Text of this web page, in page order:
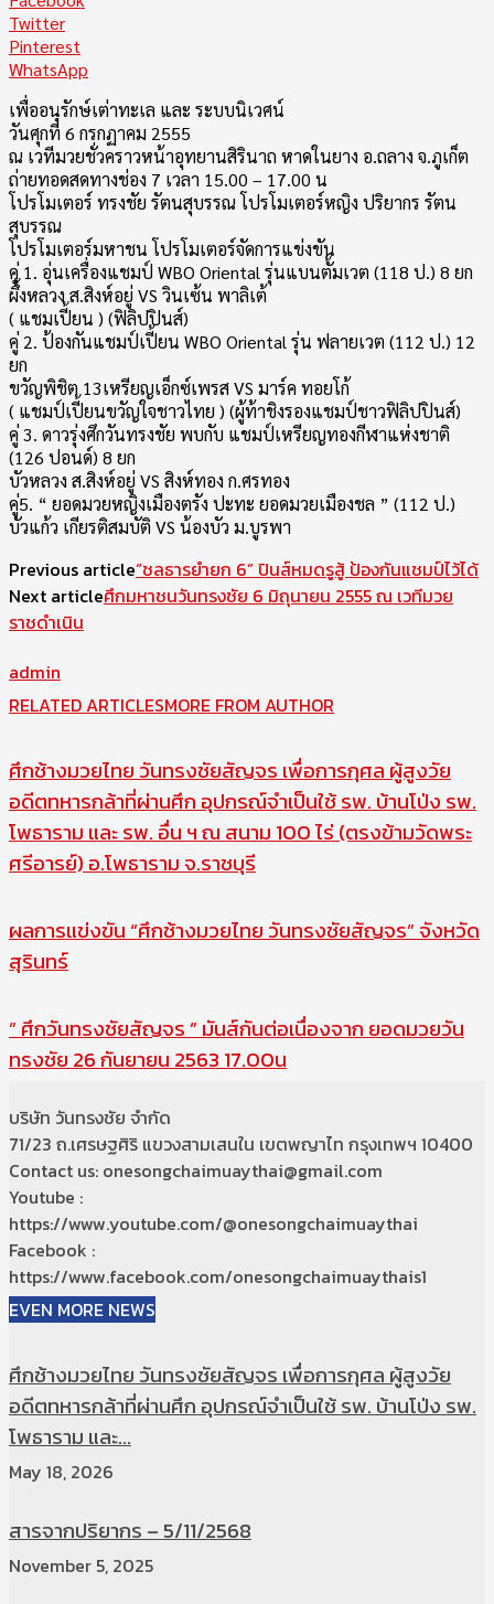
Twitter
Pinterest
WhatsApp
เพื่ออนุรักษ์เต่าทะเล และ ระบบนิเวศน์
วันศุกที่ 6 กรกฏาคม 2555
ณ เวทีมวยชั่วคราวหน้าอุทยานสิรินาถ หาดในยาง อ.ถลาง จ.ภูเก็ต
ถ่ายทอดสดทางช่อง 7 เวลา 15.00 – 17.00 น
โปรโมเตอร์ ทรงชัย รัตนสุบรรณ โปรโมเตอร์หญิง ปริยากร รัตน
สุบรรณ
โปรโมเตอร์มหาชน โปรโมเตอร์จัดการแข่งขัน
คู่ 1. อุ่นเครื่องแชมป์ WBO Oriental รุ่นแบนตั้มเวต (118 ป.) 8 ยก
ผึ้งหลวง ส.สิงห์อยู่ VS วินเซ้น พาลิเต้
( แชมเปี้ยน ) (ฟิลิปปินส์)
คู่ 2. ป้องกันแชมป์เปี้ยน WBO Oriental รุ่น ฟลายเวต (112 ป.) 12
ยก
ขวัญพิชิต 13เหรียญเอ็กซ์เพรส VS มาร์ค ทอยโก้
( แชมป์เปี้ยนขวัญใจชาวไทย ) (ผู้ท้าชิงรองแชมป์ชาวฟิลิปปินส์)
คู่ 3. ดาวรุ่งศึกวันทรงชัย พบกับ แชมป์เหรียญทองกีฬาแห่งชาติ
(126 ปอนด์) 8 ยก
บัวหลวง ส.สิงห์อยู่ VS สิงห์ทอง ก.ศรทอง
คู่5. “ ยอดมวยหญิงเมืองตรัง ปะทะ ยอดมวยเมืองชล ” (112 ป.)
บัวแก้ว เกียรติสมบัติ VS น้องบัว ม.บูรพา
Previous article“ชลธารยำยก 6” ปินส์หมดรูสู้ ป้องกันแชมป์ไว้ได้
Next articleศึกมหาชนวันทรงชัย 6 มิถุนายน 2555 ณ เวทีมวย
ราชดำเนิน
admin
RELATED ARTICLESMORE FROM AUTHOR
ศึกช้างมวยไทย วันทรงชัยสัญจร เพื่อการกุศล ผู้สูงวัย
อดีตทหารกล้าที่ผ่านศึก อุปกรณ์จำเป็นใช้ รพ. บ้านโป่ง รพ.
โพธาราม และ รพ. อื่น ฯ ณ สนาม 100 ไร่ (ตรงข้ามวัดพระ
ศรีอารย์) อ.โพธาราม จ.ราชบุรี
ผลการแข่งขัน “ศึกช้างมวยไทย วันทรงชัยสัญจร” จังหวัด
สุรินทร์
” ศึกวันทรงชัยสัญจร ” มันส์กันต่อเนื่องจาก ยอดมวยวัน
ทรงชัย 26 กันยายน 2563 17.00น
บริษัท วันทรงชัย จำกัด
71/23 ถ.เศรษฐศิริ แขวงสามเสนใน เขตพญาไท กรุงเทพฯ 10400
Contact us: onesongchaimuaythai@gmail.com
Youtube :
https://www.youtube.com/@onesongchaimuaythai
Facebook :
https://www.facebook.com/onesongchaimuaythais1
EVEN MORE NEWS
ศึกช้างมวยไทย วันทรงชัยสัญจร เพื่อการกุศล ผู้สูงวัย
อดีตทหารกล้าที่ผ่านศึก อุปกรณ์จำเป็นใช้ รพ. บ้านโป่ง รพ.
โพธาราม และ...
May 18, 2026
สารจากปริยากร – 5/11/2568
November 5, 2025